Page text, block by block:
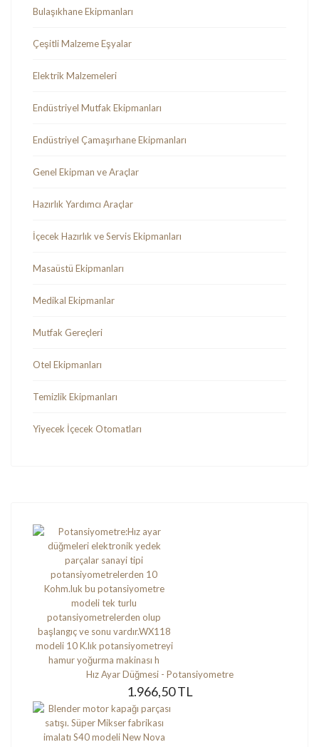
Bulaşıkhane Ekipmanları
Çeşitli Malzeme Eşyalar
Elektrik Malzemeleri
Endüstriyel Mutfak Ekipmanları
Endüstriyel Çamaşırhane Ekipmanları
Genel Ekipman ve Araçlar
Hazırlık Yardımcı Araçlar
İçecek Hazırlık ve Servis Ekipmanları
Masaüstü Ekipmanları
Medikal Ekipmanlar
Mutfak Gereçleri
Otel Ekipmanları
Temizlik Ekipmanları
Yiyecek İçecek Otomatları
Hız Ayar Düğmesi - Potansiyometre
1.966,50 TL